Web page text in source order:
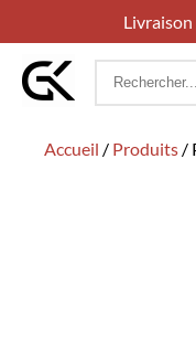
Rechercher
Accueil / Produits /